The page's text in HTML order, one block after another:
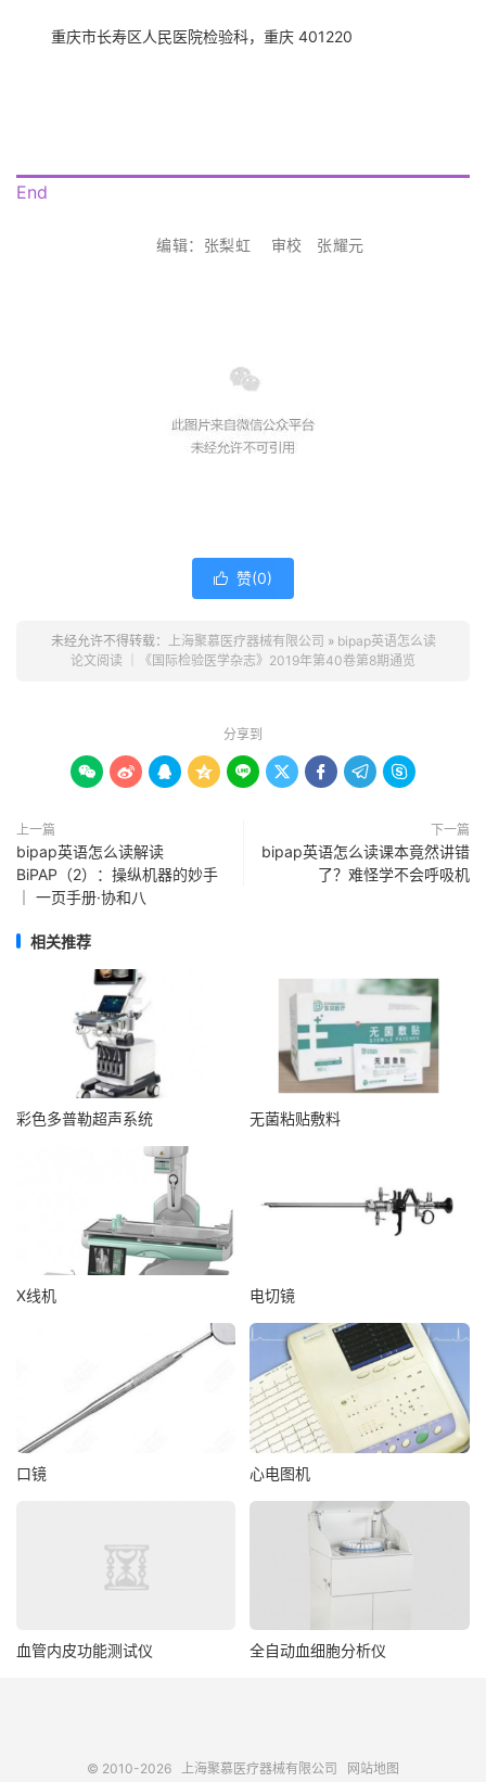
重庆市长寿区人民医院检验科，重庆 401220
End
编辑：张梨虹 审校 张耀元
 赞(0)
未经允许不得转载： 上海聚慕医疗器械有限公司 » bipap英语怎么读
论文阅读 ｜《国际检验医学杂志》2019年第40卷第8期通览
分享到
        
上一篇
bipap英语怎么读解读
BiPAP（2）：操纵机器的妙手
｜ 一页手册·协和八
下一篇
bipap英语怎么读课本竟然讲错
了？难怪学不会呼吸机
相关推荐
彩色多普勒超声系统 无菌粘贴敷料
X线机 电切镜
口镜 心电图机
血管内皮功能测试仪 全自动血细胞分析仪
© 2010-2026 上海聚慕医疗器械有限公司 网站地图